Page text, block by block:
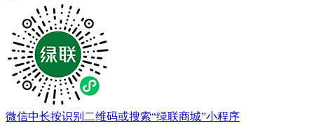
微信中长按识别二维码或搜索“绿联商城”小程序